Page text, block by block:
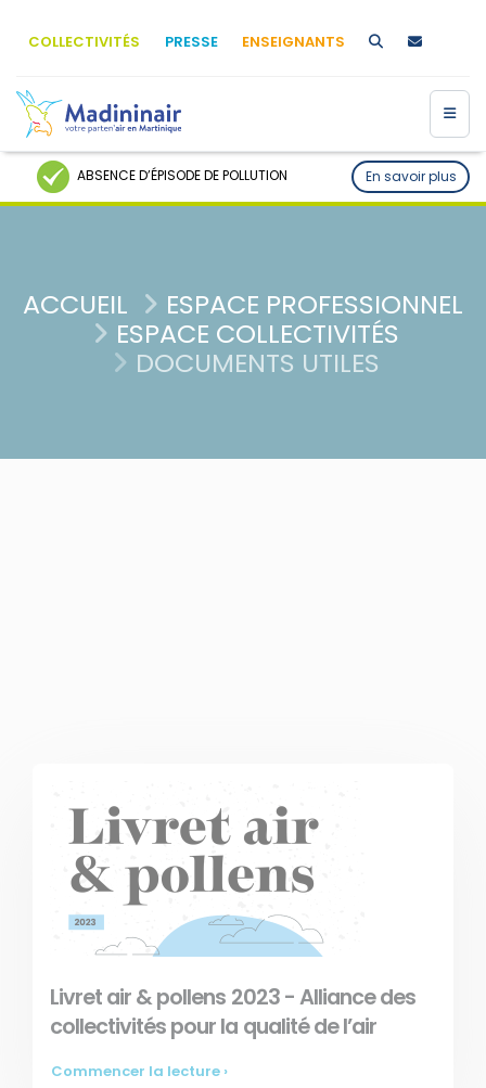
COLLECTIVITÉS PRESSE ENSEIGNANTS
ABSENCE D’ÉPISODE DE POLLUTION En savoir plus
ACCUEIL
ESPACE PROFESSIONNEL
ESPACE COLLECTIVITÉS
DOCUMENTS UTILES
Livret air & pollens 2023 - Alliance des
collectivités pour la qualité de l’air
Commencer la lecture ›